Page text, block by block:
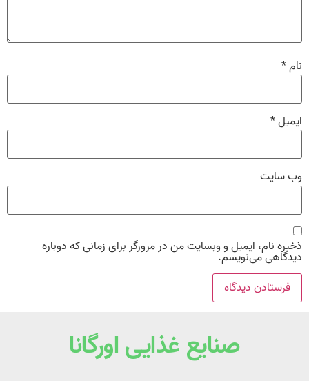
نام*
ایمیل*
وب‌ سایت
ذخیره نام، ایمیل و وبسایت من در مرورگر برای زمانی که دوباره
دیدگاهی می‌نویسم.
صنایع غذایی اورگانا